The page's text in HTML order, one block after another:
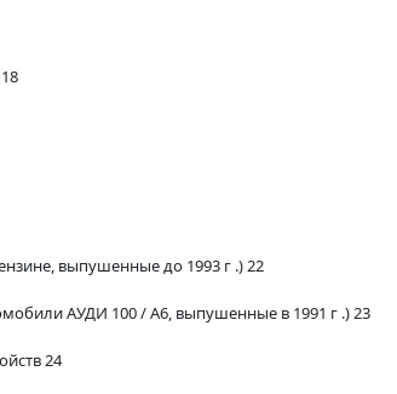
выпушенные до 1993 г .) 22
АУДИ 100 / A6, выпушенные в 1991 г .) 23
24